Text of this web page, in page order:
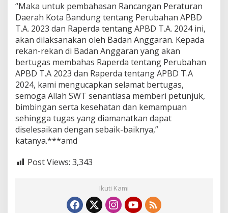
“Maka untuk pembahasan Rancangan Peraturan
Daerah Kota Bandung tentang Perubahan APBD
T.A. 2023 dan Raperda tentang APBD T.A. 2024 ini,
akan dilaksanakan oleh Badan Anggaran. Kepada
rekan-rekan di Badan Anggaran yang akan
bertugas membahas Raperda tentang Perubahan
APBD T.A 2023 dan Raperda tentang APBD T.A
2024, kami mengucapkan selamat bertugas,
semoga Allah SWT senantiasa memberi petunjuk,
bimbingan serta kesehatan dan kemampuan
sehingga tugas yang diamanatkan dapat
diselesaikan dengan sebaik-baiknya,”
katanya.***amd
Post Views: 3,343
Ikuti Kami